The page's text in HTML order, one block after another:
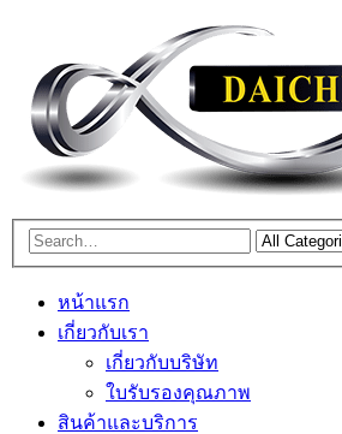
หน้าแรก
เกี่ยวกับเรา
เกี่ยวกับบริษัท
ใบรับรองคุณภาพ
สินค้าและบริการ